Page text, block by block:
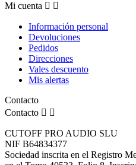
Mi cuenta  
Información personal
Devoluciones
Pedidos
Direcciones
Vales descuento
Mis alertas
Contacto
Contacto  
CUTOFF PRO AUDIO SLU
NIF B64834377
Sociedad inscrita en el Registro